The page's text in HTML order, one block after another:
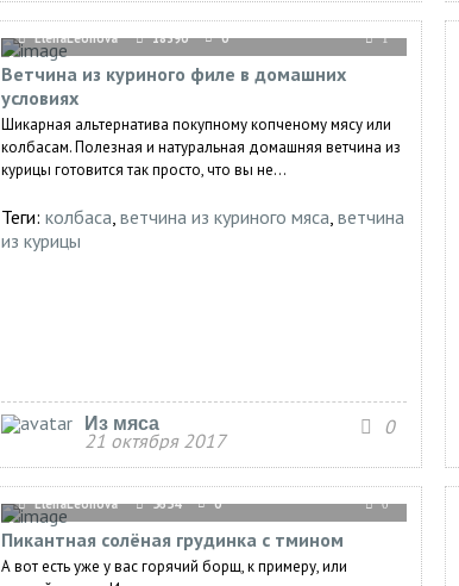
ElenaLeonova 18390 0 1
Ветчина из куриного филе в домашних
условиях
Шикарная альтернатива покупному копченому мясу или
колбасам. Полезная и натуральная домашняя ветчина из
курицы готовится так просто, что вы не...
Теги: колбаса, ветчина из куриного мяса, ветчина
из курицы
Из мяса
21 октября 2017
0
ElenaLeonova 5654 0 0
Пикантная солёная грудинка с тмином
А вот есть уже у вас горячий борщ, к примеру, или